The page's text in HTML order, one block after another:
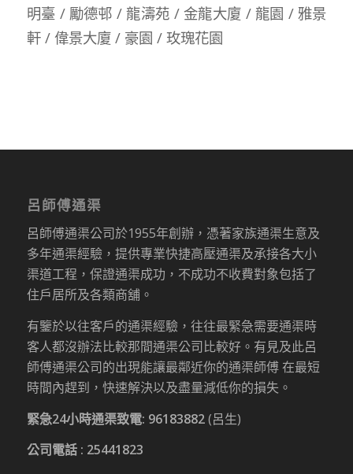
明臺 / 勵德邨 / 龍濤苑 / 金龍大廈 / 龍園 / 雅景
軒 / 偉景大廈 / 豪園 / 玫瑰花園
呂師傅通渠
呂師傅通渠公司於1955年創辦，憑著家族通渠生意及
多年通渠經驗，提供專業快捷高壓通渠及承接各大小
渠道工程，保證通渠成功，不成功不收費對象包括了
住戶居所及各類商舖。
有鑒於以往客戶的通渠經驗，往往最緊急需要通渠時
客人都沒辦法比較那間通渠公司比較好。有見及此呂
師傅通渠公司的出現能讓最鄰近你的通渠師傅 在最短
時間內趕到，快速解決以及盡量減低你的損失。
緊急24小時通渠致電: 96183882(呂生)
公司電話 : 25441823